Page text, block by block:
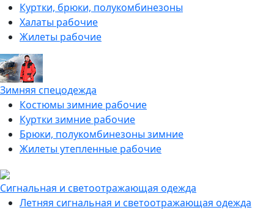
Куртки, брюки, полукомбинезоны
Халаты рабочие
Жилеты рабочие
Зимняя спецодежда
Костюмы зимние рабочие
Куртки зимние рабочие
Брюки, полукомбинезоны зимние
Жилеты утепленные рабочие
Сигнальная и светоотражающая одежда
Летняя сигнальная и светоотражающая одежда